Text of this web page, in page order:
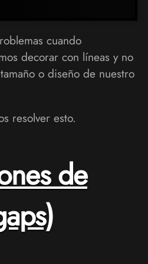
cuando
decorar con líneas y no
o diseño de nuestro
resolver esto.
de